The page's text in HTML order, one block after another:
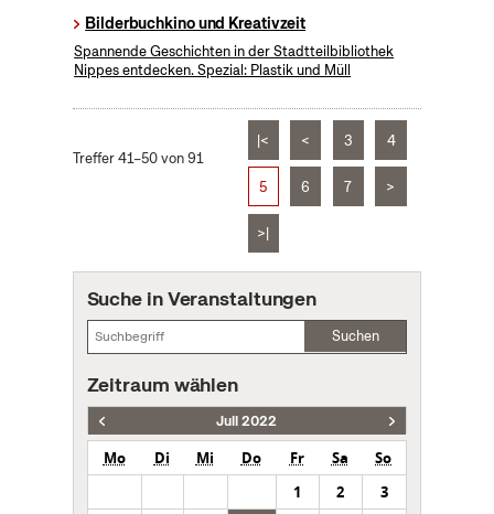
Bilderbuchkino und Kreativzeit
Spannende Geschichten in der Stadtteilbibliothek
Nippes entdecken. Spezial: Plastik und Müll
Treffer 41–50 von 91
|< < 3 4
5 6 7 >
>|
Suche in Veranstaltungen
Suchen
Zeitraum wählen
Juli 2022
Mo Di Mi Do Fr Sa
So
1
2
3